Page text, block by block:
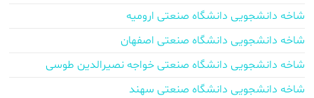
شاخه دانشجویی دانشگاه صنعتی ارومیه
شاخه دانشجویی دانشگاه صنعتی اصفهان
شاخه دانشجویی دانشگاه صنعتی خواجه نصیرالدین طوسی
شاخه دانشجویی دانشگاه صنعتی سهند